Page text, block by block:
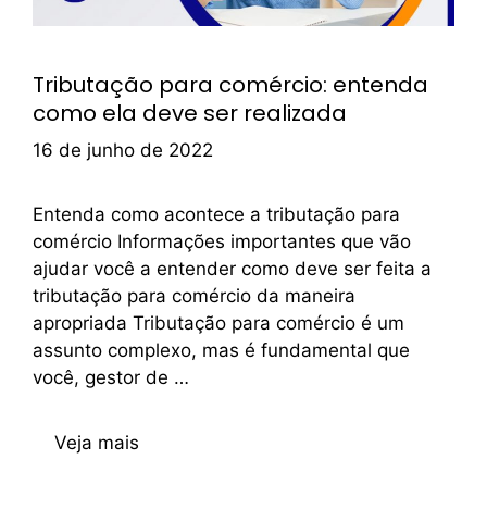
Tributação para comércio: entenda
como ela deve ser realizada
16 de junho de 2022
Entenda como acontece a tributação para
comércio Informações importantes que vão
ajudar você a entender como deve ser feita a
tributação para comércio da maneira
apropriada Tributação para comércio é um
assunto complexo, mas é fundamental que
você, gestor de …
Veja mais